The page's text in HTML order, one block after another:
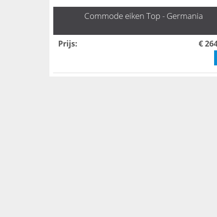
Commode eiken Top - Germania
Prijs: €